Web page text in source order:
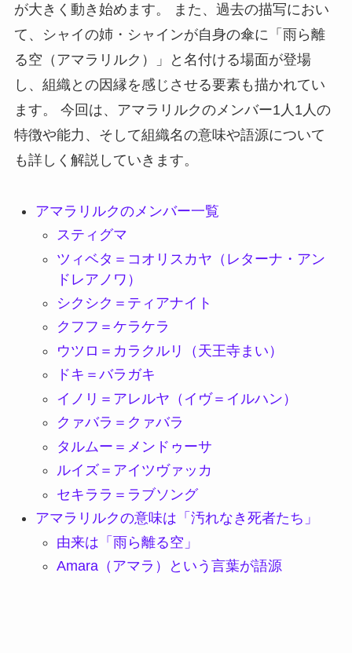
が大きく動き始めます。 また、過去の描写におい
て、シャイの姉・シャインが自身の傘に「雨ら離
る空（アマラリルク）」と名付ける場面が登場
し、組織との因縁を感じさせる要素も描かれてい
ます。 今回は、アマラリルクのメンバー1人1人の
特徴や能力、そして組織名の意味や語源について
も詳しく解説していきます。
アマラリルクのメンバー一覧
スティグマ
ツィベタ＝コオリスカヤ（レターナ・アン
ドレアノワ）
シクシク＝ティアナイト
クフフ＝ケラケラ
ウツロ＝カラクルリ（天王寺まい）
ドキ＝バラガキ
イノリ＝アレルヤ（イヴ＝イルハン）
クァバラ＝クァバラ
タルムー＝メンドゥーサ
ルイズ＝アイツヴァッカ
セキララ＝ラブソング
アマラリルクの意味は「汚れなき死者たち」
由来は「雨ら離る空」
Amara（アマラ）という言葉が語源